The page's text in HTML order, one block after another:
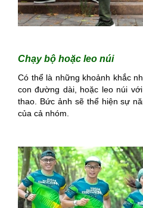
Chạy bộ hoặc leo núi
Có thể là những khoảnh khắc
con đường dài, hoặc leo núi
thao. Bức ảnh sẽ thể hiện sự
của cả nhóm.